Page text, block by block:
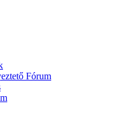
Fórum